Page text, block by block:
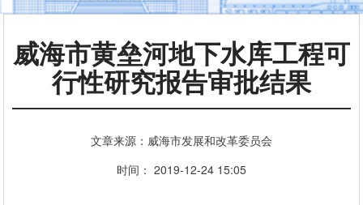
威海市黄垒河地下水库工程可
行性研究报告审批结果
文章来源：威海市发展和改革委员会
时间： 2019-12-24 15:05